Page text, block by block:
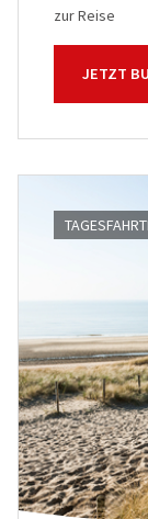
zur Reise
JETZT